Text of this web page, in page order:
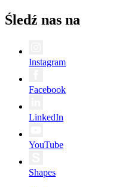
Śledź nas na
Instagram
Facebook
LinkedIn
YouTube
Shapes